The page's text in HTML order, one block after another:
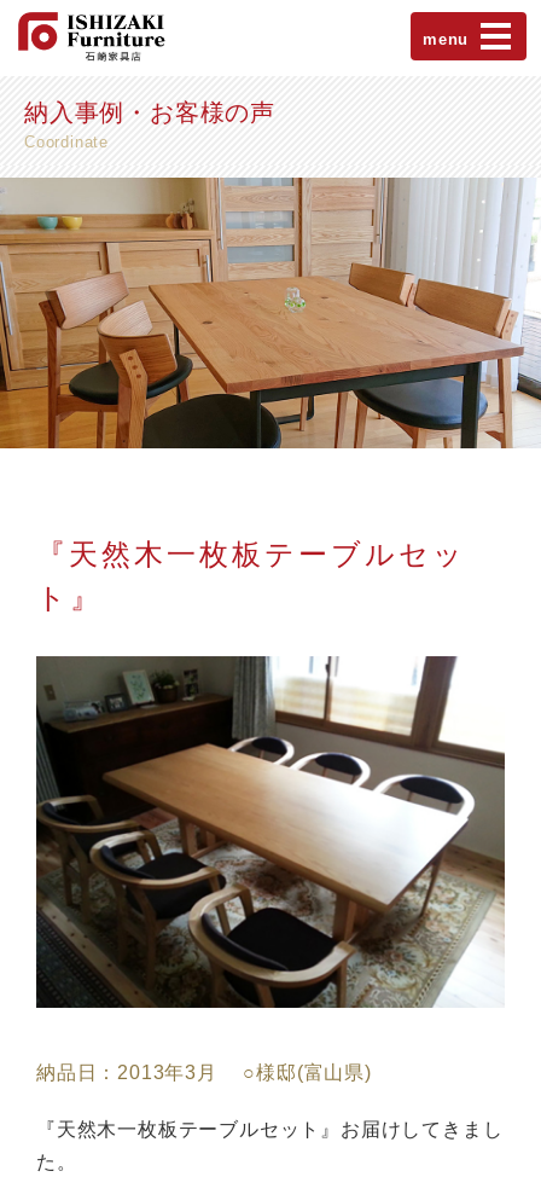
menu
納入事例・お客様の声
Coordinate
『天然木一枚板テーブルセッ
ト』
納品日：2013年3月 ○様邸(富山県)
『天然木一枚板テーブルセット』お届けしてきまし
た。